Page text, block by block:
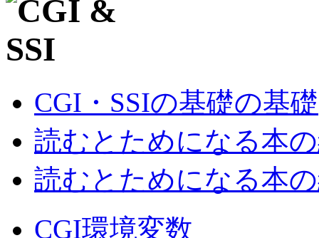
CGI・SSIの基礎の基礎
読むとためになる本
読むとためになる本
CGI環境変数